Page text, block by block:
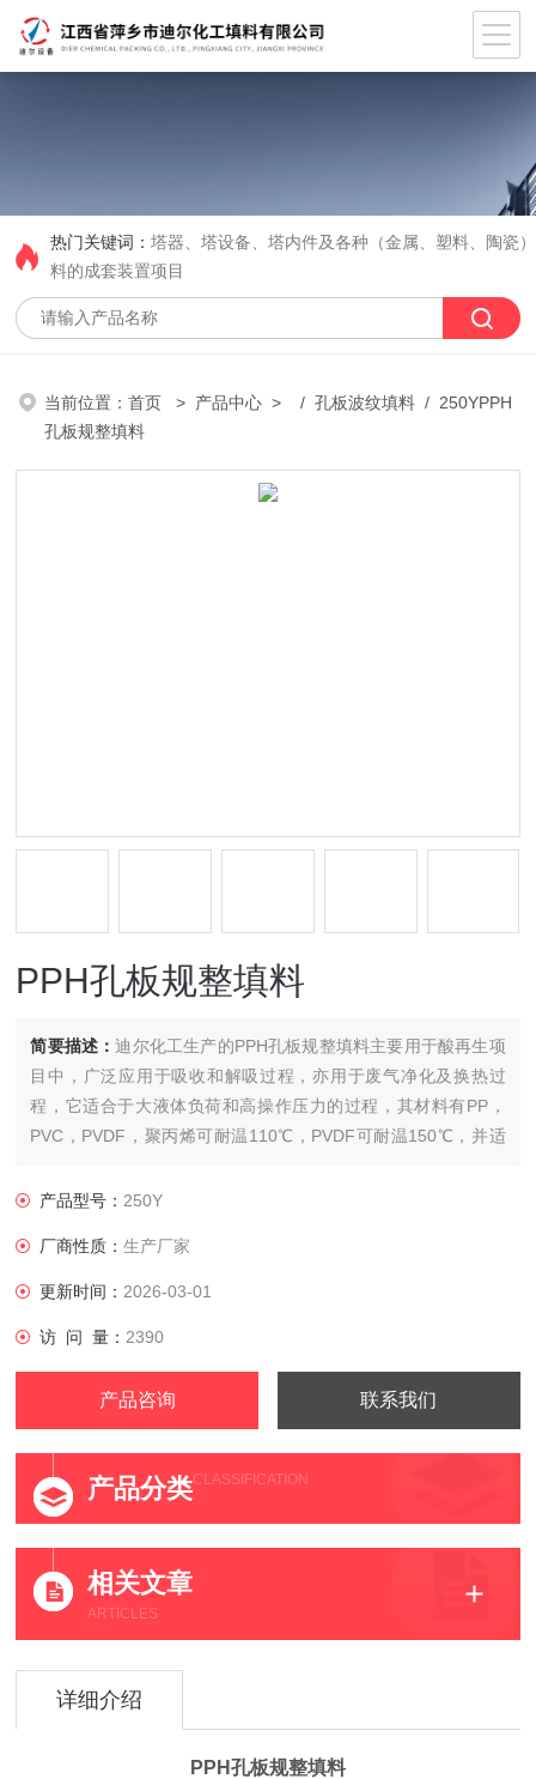
热门关键词：塔器、塔设备、塔内件及各种（金属、塑料、陶瓷
料的成套装置项目
当前位置：首页 > 产品中心 > /孔板波纹填料 / 250YPPH
孔板规整填料
PPH孔板规整填料
简要描述：迪尔化工生产的PPH孔板规整填料主要用于酸再生项
目中，广泛应用于吸收和解吸过程，亦用于废气净化及换热过
程，它适合于大液体负荷和高操作压力的过程，其材料有PP，
PVC，PVDF，聚丙烯可耐温110℃，PVDF可耐温150℃，并适
产品型号： 250Y
厂商性质：生产厂家
更新时间： 2026-03-01
访 问 量： 2390
产品咨询 联系我们
产品分类CLASSIFICATION
相关文章
ARTICLES
详细介绍
PPH孔板规整填料